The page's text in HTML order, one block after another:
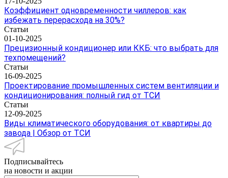
Коэффициент одновременности чиллеров: как
избежать перерасхода на 30%?
Статьи
01-10-2025
Прецизионный кондиционер или ККБ: что выбрать для
техпомещений?
Статьи
16-09-2025
Проектирование промышленных систем вентиляции и
кондиционирования: полный гид от ТСИ
Статьи
12-09-2025
Виды климатического оборудования: от квартиры до
завода | Обзор от ТСИ
Подписывайтесь
на новости и акции